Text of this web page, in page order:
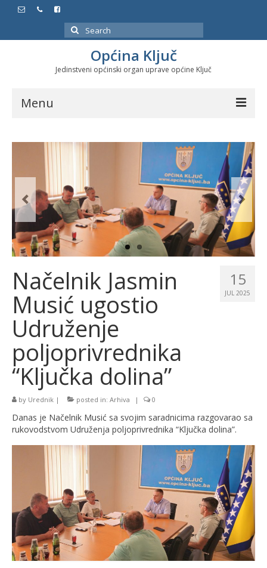
Search
for:
Općina Ključ
Jedinstveni općinski organ uprave općine Ključ
Menu
Službeni glasnici
Javne nabavke
Značajni datumi i manifestacije
Program energetske efikasnosti u stambenom
sektoru
15
JUL 2025
Načelnik Jasmin
Musić ugostio
Udruženje
poljoprivrednika
“Ključka dolina”
by Urednik | posted in: Arhiva | 0
Danas je Načelnik Musić sa svojim saradnicima razgovarao sa
rukovodstvom Udruženja poljoprivrednika “Ključka dolina”.